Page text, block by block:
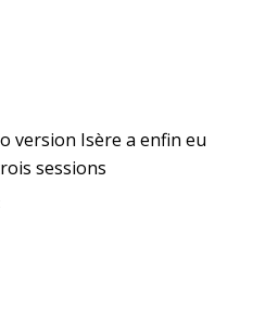
version Isère a enfin eu
sessions